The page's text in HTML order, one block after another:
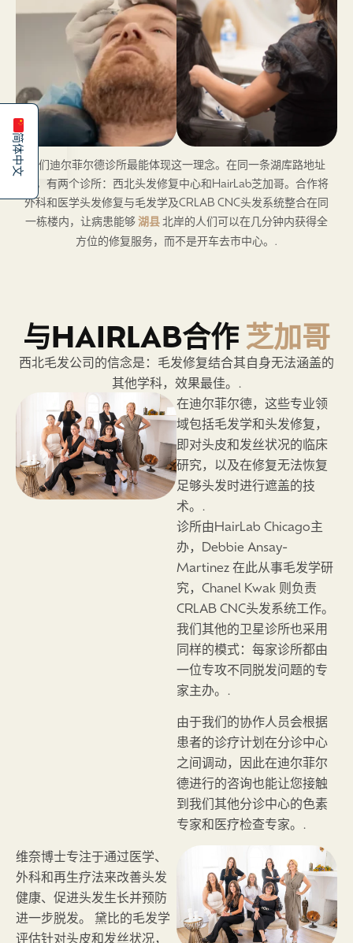
我们迪尔菲尔德诊所最能体现这一理念。在同一条湖库路地址
上，有两个诊所：西北头发修复中心和HairLab芝加哥。合作将
外科和医学头发修复与毛发学及CRLAB CNC头发系统整合在同
一栋楼内，让病患能够湖县 北岸的人们可以在几分钟内获得全
方位的修复服务，而不是开车去市中心。.
与HAIRLAB合作芝加哥
西北毛发公司的信念是：毛发修复结合其自身无法涵盖的
其他学科，效果最佳。.
在迪尔菲尔德，这些专业领
域包括毛发学和头发修复，
即对头皮和发丝状况的临床
研究，以及在修复无法恢复
足够头发时进行遮盖的技
术。.
诊所由HairLab Chicago主
办，Debbie Ansay-
Martinez 在此从事毛发学研
究，Chanel Kwak 则负责
CRLAB CNC头发系统工作。
我们其他的卫星诊所也采用
同样的模式：每家诊所都由
一位专攻不同脱发问题的专
家主办。.
由于我们的协作人员会根据
患者的诊疗计划在分诊中心
之间调动，因此在迪尔菲尔
德进行的咨询也能让您接触
到我们其他分诊中心的色素
专家和医疗检查专家。.
维奈博士专注于通过医学、
外科和再生疗法来改善头发
健康、促进头发生长并预防
进一步脱发。 黛比的毛发学
评估针对头皮和发丝状况，
简体中文
English
Español